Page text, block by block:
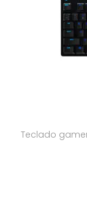
Teclado gamer